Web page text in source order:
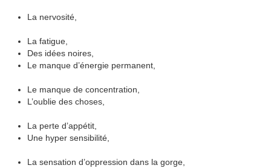
La nervosité,
La fatigue,
Des idées noires,
Le manque d’énergie permanent,
Le manque de concentration,
L’oublie des choses,
La perte d’appétit,
Une hyper sensibilité,
La sensation d’oppression dans la gorge,